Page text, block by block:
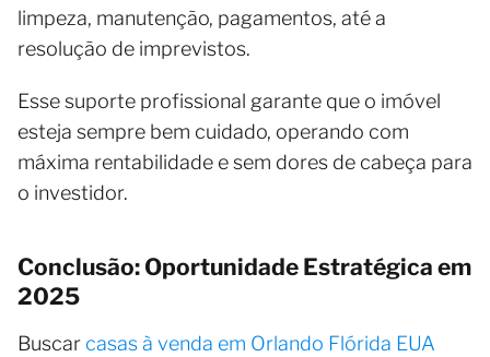
limpeza, manutenção, pagamentos, até a
resolução de imprevistos.
Esse suporte profissional garante que o imóvel
esteja sempre bem cuidado, operando com
máxima rentabilidade e sem dores de cabeça para
o investidor.
Conclusão: Oportunidade Estratégica em
2025
Buscar casas à venda em Orlando Flórida EUA